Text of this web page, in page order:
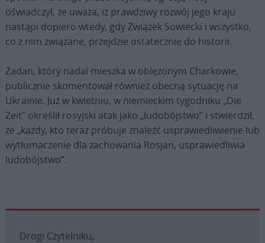
oświadczył, że uważa, iż prawdziwy rozwój jego kraju
nastąpi dopiero wtedy, gdy Związek Sowiecki i wszystko,
co z nim związane, przejdzie ostatecznie do historii.
Żadan, który nadal mieszka w oblężonym Charkowie,
publicznie skomentował również obecną sytuację na
Ukrainie. Już w kwietniu, w niemieckim tygodniku „Die
Zeit” określił rosyjski atak jako „ludobójstwo” i stwierdził,
że „każdy, kto teraz próbuje znaleźć usprawiedliwienie lub
wytłumaczenie dla zachowania Rosjan, usprawiedliwia
ludobójstwo”.
Drogi Czytelniku,